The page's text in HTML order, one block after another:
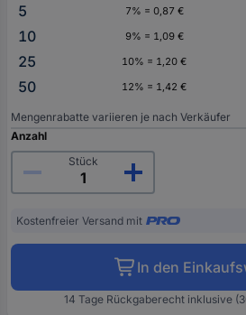
5
7% = 0,87 €
10
9% = 1,09 €
25
10% = 1,20 €
50
12% = 1,42 €
Mengenrabatte variieren je nach Verkäufer
Anzahl
Stück
Kostenfreier Versand mit
In den
14 Tage Rückgaberecht inklusive